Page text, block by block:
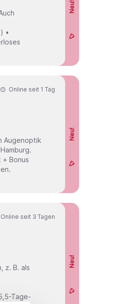
Neu!
•
Neu!
Online seit 1 Tag
Neu!
Online seit 3 Tagen
z. B. als
Tage-